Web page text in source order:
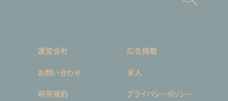
運営会社
広告掲載
お問い合わせ
求人
利用規約
プライバシーポリシー